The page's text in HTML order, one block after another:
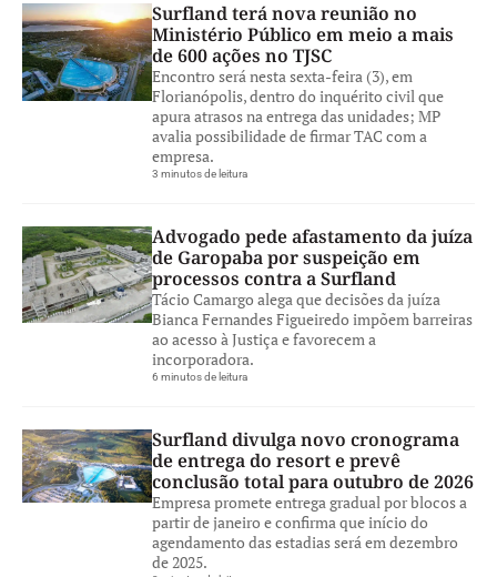
Surfland terá nova reunião no
Ministério Público em meio a mais
de 600 ações no TJSC
Encontro será nesta sexta-feira (3), em
Florianópolis, dentro do inquérito civil que
apura atrasos na entrega das unidades; MP
avalia possibilidade de firmar TAC com a
empresa.
3 minutos de leitura
Advogado pede afastamento da juíza
de Garopaba por suspeição em
processos contra a Surfland
Tácio Camargo alega que decisões da juíza
Bianca Fernandes Figueiredo impõem barreiras
ao acesso à Justiça e favorecem a
incorporadora.
6 minutos de leitura
Surfland divulga novo cronograma
de entrega do resort e prevê
conclusão total para outubro de 2026
Empresa promete entrega gradual por blocos a
partir de janeiro e confirma que início do
agendamento das estadias será em dezembro
de 2025.